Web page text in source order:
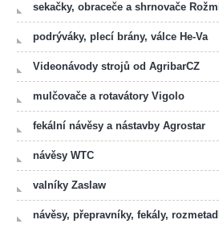
sekačky, obraceče a shrnovače
podrýváky, plecí brány, válce He-Va
Videonávody strojů od AgribarCZ
mulčovače a rotavátory Vigolo
fekální návěsy a nástavby Agrostar
návěsy WTC
valníky Zaslaw
návěsy, přepravníky, fekály,